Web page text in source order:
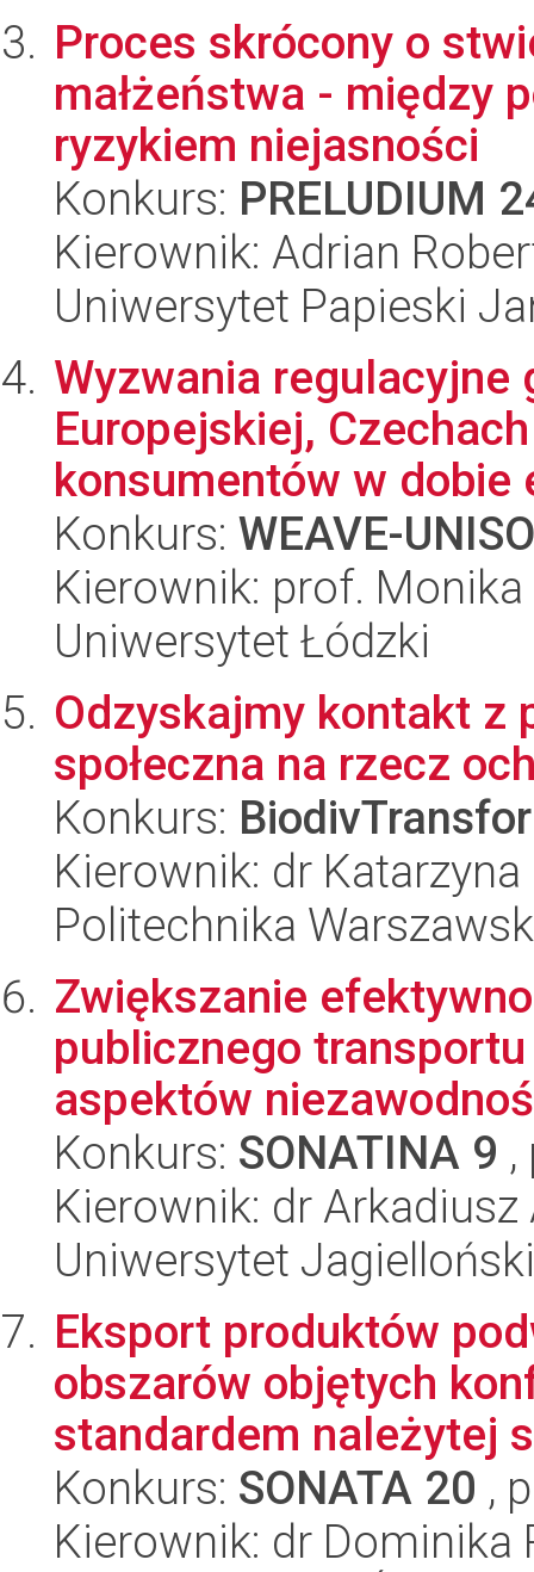
Proces skrócony o
małżeństwa - między
ryzykiem niejasności
Konkurs: PRELUDIUM
Kierownik: Adrian
Uniwersytet Papieski
Wyzwania regulacyjne
Europejskiej,
konsumentów w dobie
Konkurs: WEAVE-
Kierownik: prof. Monika
Uniwersytet Łódzki
Odzyskajmy kontakt z
społeczna na rzecz
Konkurs:
Kierownik: dr
Politechnika
Zwiększanie
publicznego
aspektów
Konkurs: SONATINA 9
Kierownik: dr
Uniwersytet Jagielloński
Eksport produktów
obszarów objętych
standardem należytej
Konkurs: SONATA 20 ,
Kierownik: dr Dominika